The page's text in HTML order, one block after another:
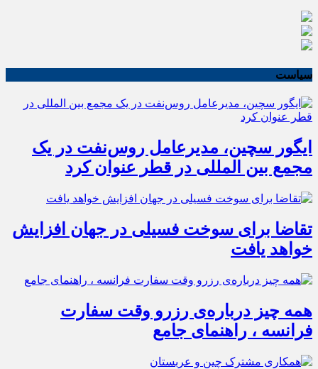
سیاست
ایگور سچین، مدیرعامل روس‌نفت در یک
مجمع بین المللی در قطر عنوان کرد
تقاضا برای سوخت فسیلی در جهان افزایش
خواهد یافت
همه چیز درباره‌ی رزرو وقت سفارت
فرانسه ، راهنمای جامع